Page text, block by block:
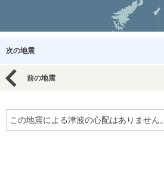
次の地震
前の地震
この地震による津波の心配はありません。